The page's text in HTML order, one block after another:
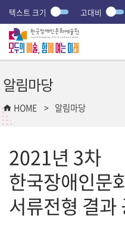
텍스트 크기 고대비
알림마당
HOME 알림마당
2021년 3차
한국장애인문
서류전형 결과